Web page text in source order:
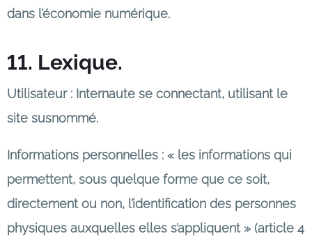
dans l’économie numérique.
11. Lexique.
Utilisateur : Internaute se connectant, utilisant le
site susnommé.
Informations personnelles : « les informations qui
permettent, sous quelque forme que ce soit,
directement ou non, l’identification des personnes
physiques auxquelles elles s’appliquent » (article 4